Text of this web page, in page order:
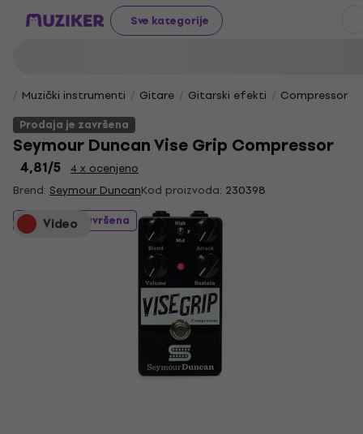
Sve kategorije
Muzički instrumenti Gitare Gitarski efekti
Compressor /
Prodaja je završena
Seymour Duncan Vise Grip Compressor
4,81/5 4 x ocenjeno
Brend: Seymour DuncanKod proizvoda: 230398
Video
Prodaja je završena